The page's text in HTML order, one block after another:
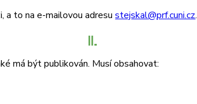
a to na e-mailovou adresustejskal@prf.cuni.cz.
II.
má být publikován. Musí obsahovat: